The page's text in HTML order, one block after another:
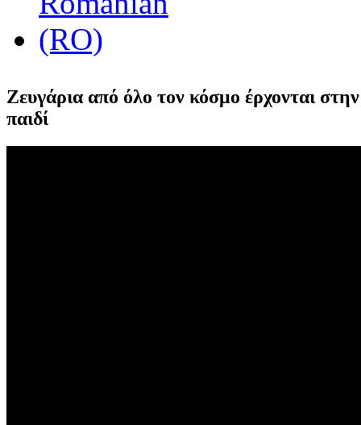
Ζευγάρια από όλο τον κόσμο έρχονται
παιδί